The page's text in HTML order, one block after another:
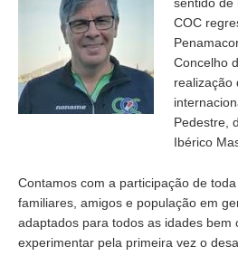
sentido de
COC
Concelho
realização
Pedestre,
Ibérico
Contamos com a participação de
familiares, amigos e população em
adaptados para todos as idades bem
experimentar pela primeira vez o